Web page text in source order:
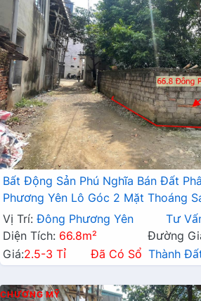
Bất Động Sản Phú Nghĩa Bán Đất
Phương Yên Lô Góc 2 Mặt Thoáng
Rộng
Vị Trí: Đông Phương Yên Tư
Diện Tích: 66.8m²
Đường
Giá:2.5-3 Tỉ Đã Có Sổ Thành
CHƯƠNG MỸ